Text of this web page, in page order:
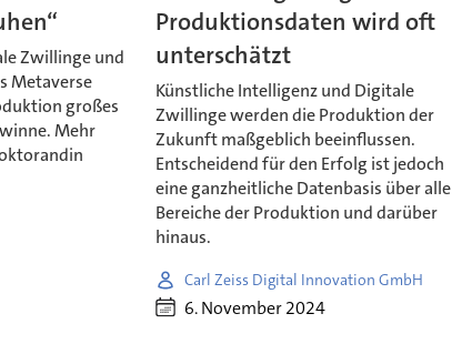
Zwillinge und
Metaverse
großes
Mehr
Produktionsdaten wird oft
unterschätzt
Künstliche Intelligenz und Digitale
Zwillinge werden die Produktion der
Zukunft maßgeblich beeinflussen.
Entscheidend für den Erfolg ist jedoch
eine ganzheitliche Datenbasis über alle
Bereiche der Produktion und darüber
hinaus.
Carl Zeiss Digital Innovation GmbH
6. November 2024